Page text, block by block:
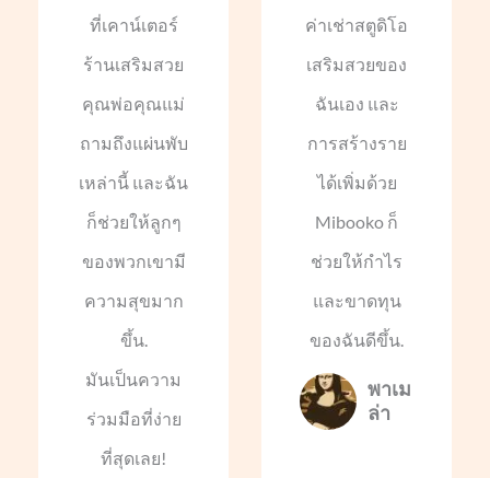
ที่เคาน์เตอร์
ร้านเสริมสวย
คุณพ่อคุณแม่
ถามถึงแผ่นพับ
เหล่านี้ และฉัน
ก็ช่วยให้ลูกๆ
ของพวกเขามี
ความสุขมาก
ขึ้น.
มันเป็นความ
ร่วมมือที่ง่าย
ที่สุดเลย!
ค่าเช่าสตูดิโอ
เสริมสวยของ
ฉันเอง และ
การสร้างราย
ได้เพิ่มด้วย
Mibooko ก็
ช่วยให้กำไร
และขาดทุน
ของฉันดีขึ้น.
พาเม
ล่า